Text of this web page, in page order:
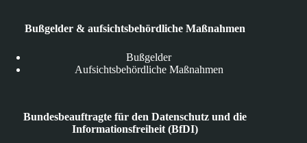
Bußgelder & aufsichtsbehördliche Maßnahmen
Bußgelder
Aufsichtsbehördliche Maßnahmen
Bundesbeauftragte für den Datenschutz und die
Informationsfreiheit (BfDI)